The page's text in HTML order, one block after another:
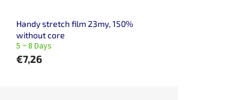
Handy stretch film 23my, 150%
without core
5 ~ 8 Days
€7,26